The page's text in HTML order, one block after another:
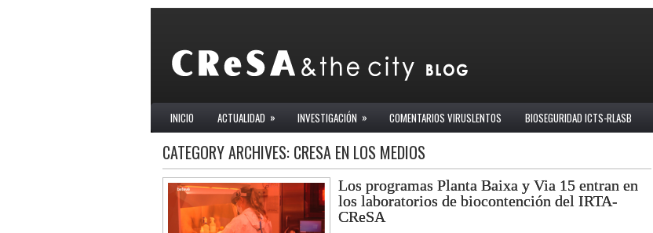
INICIO ACTUALIDAD » INVESTIGACIÓN » COMENTARIOS VIRUSLENTOS BIOSEGURIDAD ICTS-RLASB
CATEGORY ARCHIVES: CRESA EN LOS MEDIOS
Los programas Planta Baixa y Via 15 entran en
los laboratorios de biocontención del IRTA-
CReSA